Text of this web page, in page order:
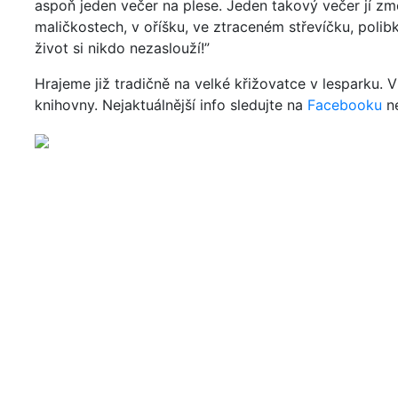
aspoň jeden večer na plese. Jeden takový večer jí
maličkostech, v oříšku, ve ztraceném střevíčku,
život si nikdo nezaslouží!”
Hrajeme již tradičně na velké křižovatce v lesparku.
knihovny. Nejaktuálnější info sledujte na Facebooku